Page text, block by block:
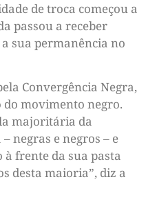
de troca começou a
passou a receber
sua permanência no
Convergência Negra,
movimento negro.
majoritária da
negras e negros – e
frente da sua pasta
desta maioria”, diz a